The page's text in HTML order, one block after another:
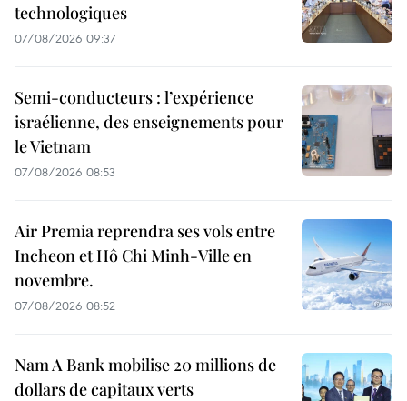
technologiques
07/08/2026 09:37
Semi-conducteurs : l’expérience
israélienne, des enseignements pour
le Vietnam
07/08/2026 08:53
Air Premia reprendra ses vols entre
Incheon et Hô Chi Minh-Ville en
novembre.
07/08/2026 08:52
Nam A Bank mobilise 20 millions de
dollars de capitaux verts